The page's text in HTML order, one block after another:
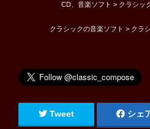
CD、音楽ソフト > クラシッ
クラシックの音楽ソフト > クラ
Tweet シェ